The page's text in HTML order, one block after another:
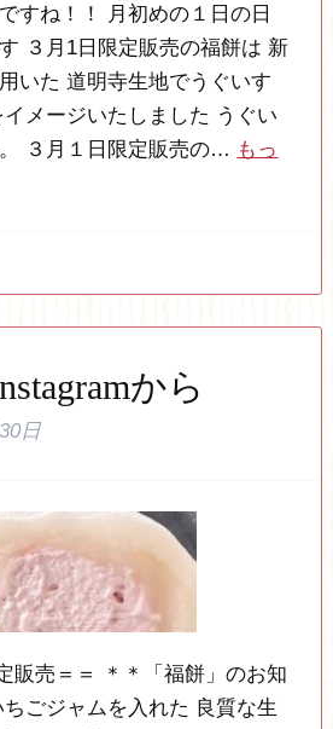
すね！！ 月初めの１日の日
３月1日限定販売の福餅は 新
いた 道明寺生地でうぐいす
メージいたしました うぐい
３月１日限定販売の… もっ
から
日
販売＝＝ ＊＊「福餅」のお知
ごジャムを入れた 良質な生